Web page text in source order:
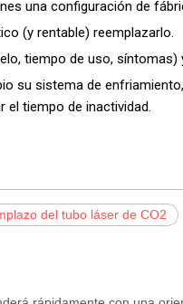
una configuración de
(y rentable) reemplazarlo.
tiempo de uso,
su sistema de
tiempo de inactividad.
del tubo láser de CO2